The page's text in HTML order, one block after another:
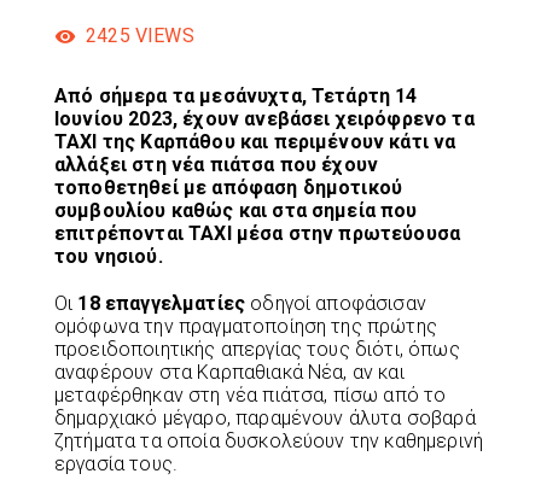
2425 VIEWS
Από σήμερα τα μεσάνυχτα, Τετάρτη 14
Ιουνίου 2023, έχουν ανεβάσει χειρόφρενο τα
ΤΑΧΙ της Καρπάθου και περιμένουν κάτι να
αλλάξει στη νέα πιάτσα που έχουν
τοποθετηθεί με απόφαση δημοτικού
συμβουλίου καθώς και στα σημεία που
επιτρέπονται ΤΑΧΙ μέσα στην πρωτεύουσα
του νησιού.
Οι 18 επαγγελματίες οδηγοί αποφάσισαν
ομόφωνα την πραγματοποίηση της πρώτης
προειδοποιητικής απεργίας τους διότι, όπως
αναφέρουν στα Καρπαθιακά Νέα, αν και
μεταφέρθηκαν στη νέα πιάτσα, πίσω από το
δημαρχιακό μέγαρο, παραμένουν άλυτα σοβαρά
ζητήματα τα οποία δυσκολεύουν την καθημερινή
εργασία τους.